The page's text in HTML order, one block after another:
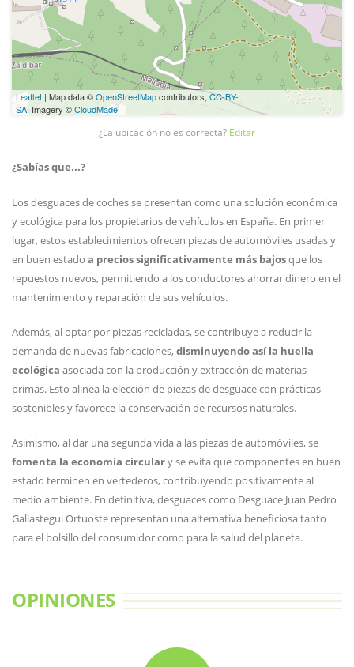
Leaflet | Map data ©OpenStreetMapcontributors,CC-BY-
SA , Imagery ©CloudMade
¿La ubicación no es correcta? Editar
¿Sabías que...?
Los desguaces de coches se presentan como una solución económica
y ecológica para los propietarios de vehículos en España. En primer
lugar, estos establecimientos ofrecen piezas de automóviles usadas y
en buen estado a precios significativamente más bajosque los
repuestos nuevos, permitiendo a los conductores ahorrar dinero en el
mantenimiento y reparación de sus vehículos.
Además, al optar por piezas recicladas, se contribuye a reducir la
demanda de nuevas fabricaciones,disminuyendo así la huella
ecológica asociada con la producción y extracción de materias
primas. Esto alinea la elección de piezas de desguace con prácticas
sostenibles y favorece la conservación de recursos naturales.
Asimismo, al dar una segunda vida a las piezas de automóviles, se
fomenta la economía circulary se evita que componentes en buen
estado terminen en vertederos, contribuyendo positivamente al
medio ambiente. En definitiva, desguaces como Desguace Juan Pedro
Gallastegui Ortuoste representan una alternativa beneficiosa tanto
para el bolsillo del consumidor como para la salud del planeta.
OPINIONES